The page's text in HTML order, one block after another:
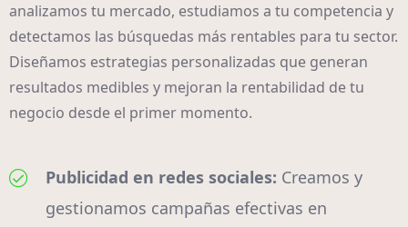
analizamos tu mercado, estudiamos a tu competencia y
detectamos las búsquedas más rentables para tu sector.
Diseñamos estrategias personalizadas que generan
resultados medibles y mejoran la rentabilidad de tu
negocio desde el primer momento.
Publicidad en redes sociales: Creamos y
gestionamos campañas efectivas en